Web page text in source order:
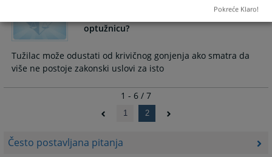
Često postavljana pitanja
Kada i zašto tužilac može povući
optužnicu?
Tužilac može odustati od krivičnog gonjenja ako smatra da
više ne postoje zakonski uslovi za isto
1 - 6 / 7
1 2
Pokreće Klaro!